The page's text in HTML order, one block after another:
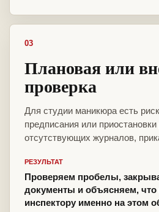
03
Плановая или
проверка
Для студии маникюра есть
предписания или
отсутствующих журналов,
РЕЗУЛЬТАТ
Проверяем пробелы,
документы и объясняем, что
инспектору именно на этом